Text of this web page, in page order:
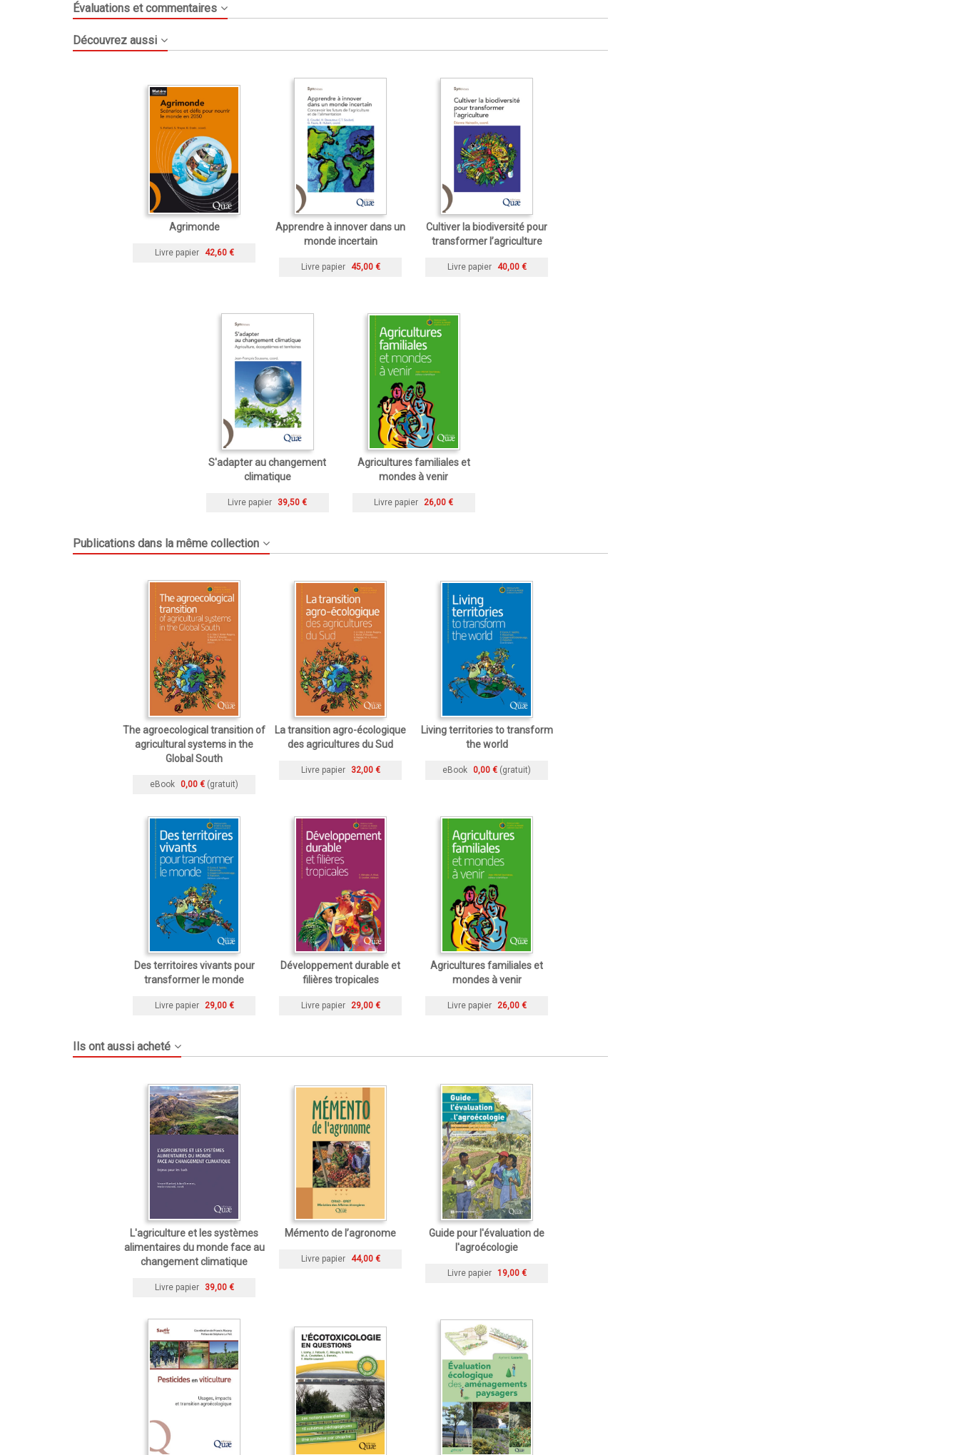
Évaluations et commentaires
Découvrez aussi
Agrimonde
Livre papier 42,60 €
Apprendre à innover dans un
monde incertain
Livre papier 45,00 €
Cultiver la biodiversité pour
transformer l’agriculture
Livre papier 40,00 €
S'adapter au changement
climatique
Livre papier 39,50 €
Agricultures familiales et
mondes à venir
Livre papier 26,00 €
Publications dans la même collection
The agroecological transition of
agricultural systems in the
Global South
eBook 0,00 € (gratuit)
La transition agro-écologique
des agricultures du Sud
Livre papier 32,00 €
Living territories to transform
the world
eBook 0,00 € (gratuit)
Des territoires vivants pour
transformer le monde
Livre papier 29,00 €
Développement durable et
filières tropicales
Livre papier 29,00 €
Agricultures familiales et
mondes à venir
Livre papier 26,00 €
Ils ont aussi acheté
L'agriculture et les systèmes
alimentaires du monde face au
changement climatique
Livre papier 39,00 €
Mémento de l’agronome
Livre papier 44,00 €
Guide pour l'évaluation de
l'agroécologie
Livre papier 19,00 €